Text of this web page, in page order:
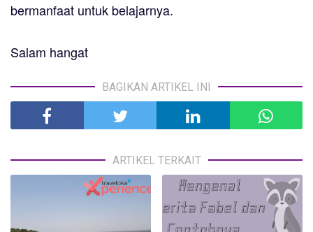
bermanfaat untuk belajarnya.
Salam hangat
BAGIKAN ARTIKEL INI
ARTIKEL TERKAIT